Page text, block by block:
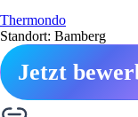
Thermondo
Standort: Bamberg
Jetzt